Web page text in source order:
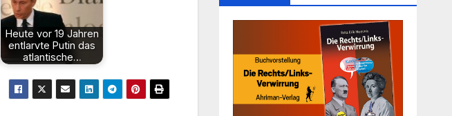
Heute vor 19 Jahren
entlarvte Putin das
atlantische…